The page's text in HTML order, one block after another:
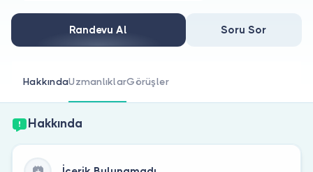
Doktor musunuz?
Randevu Al Soru Sor
HakkındaUzmanlıklarGörüşler
Hakkında